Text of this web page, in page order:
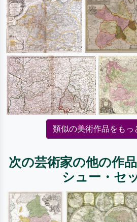
類似の美術作品をもっ
次の芸術家の他の作
シュー・セ